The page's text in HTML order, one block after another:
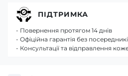
ПІДТРИМКА
- Повернення протягом 14 днів
- Офіційна гарантія без
- Консультації та відправлення